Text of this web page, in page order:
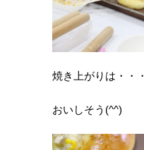
焼き上がりは・・・
おいしそう(^^)